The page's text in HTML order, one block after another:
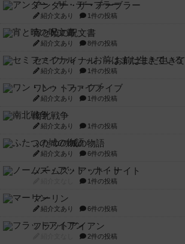
アンダー・ザ・テーブラー
紹介文あり 1件の投稿
宵と暁の呪文書
紹介文あり 8件の投稿
セミファイナル ～お前はまだ生き
紹介文あり 1件の投稿
ワン・トゥ・ファイブ
紹介文あり 1件の投稿
南北戦争
紹介文あり 1件の投稿
ふたつの城の物語
紹介文あり 6件の投稿
ノームズ・アット・ナイト
1件の投稿
マーリン
紹介文あり 6件の投稿
フラットアイアン
2件の投稿